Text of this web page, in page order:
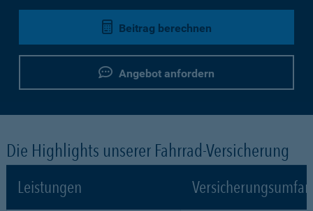
Beitrag berechnen
Angebot anfordern
Die Highlights unserer Fahrrad-Versicherung
Leistungen